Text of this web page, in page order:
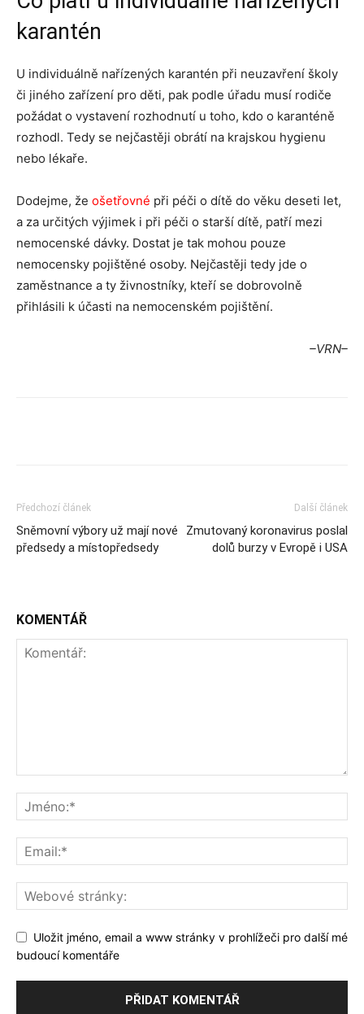
karantén
U individuálně nařízených karantén při neuzavření školy
či jiného zařízení pro děti, pak podle úřadu musí rodiče
požádat o vystavení rozhodnutí u toho, kdo o karanténě
rozhodl. Tedy se nejčastěji obrátí na krajskou hygienu
nebo lékaře.
Dodejme, že ošetřovné při péči o dítě do věku deseti let,
a za určitých výjimek i při péči o starší dítě, patří mezi
nemocenské dávky. Dostat je tak mohou pouze
nemocensky pojištěné osoby. Nejčastěji tedy jde o
zaměstnance a ty živnostníky, kteří se dobrovolně
přihlásili k účasti na nemocenském pojištění.
–VRN–
Předchozí článek
Sněmovní výbory už mají nové
předsedy a místopředsedy
Další článek
Zmutovaný koronavirus poslal
dolů burzy v Evropě i USA
KOMENTÁŘ
Uložit jméno, email a www stránky v prohlížeči pro další mé
budoucí komentáře